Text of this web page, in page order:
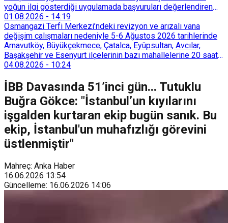
yoğun ilgi gösterdiği uygulamada başvuruları değerlendiren
Tarımsal Hizmetler Dairesi Başkanlığı, farklı ilçelerde toplam
128 bokaşi kompost eğitimi düzenleyerek İzmirlileri
sürdürülebilir atık yönetimi sistemine dahil etti.
01.08.2026 - 14:19
Osmangazi Terfi Merkezi’ndeki revizyon ve arızalı vana
değişim çalışmaları nedeniyle 5-6 Ağustos 2026 tarihlerinde
Arnavutköy, Büyükçekmece, Çatalca, Eyüpsultan, Avcılar,
Başakşehir ve Esenyurt ilçelerinin bazı mahallelerine 20 saat
süreyle su verilemeyecek.
04.08.2026 - 10:24
İBB Davasında 51’inci gün... Tutuklu
Buğra Gökce: "İstanbul’un kıyılarını
işgalden kurtaran ekip bugün sanık. Bu
ekip, İstanbul'un muhafızlığı görevini
üstlenmiştir"
Mahreç: Anka Haber
16.06.2026 13:54
Güncelleme: 16.06.2026 14:06